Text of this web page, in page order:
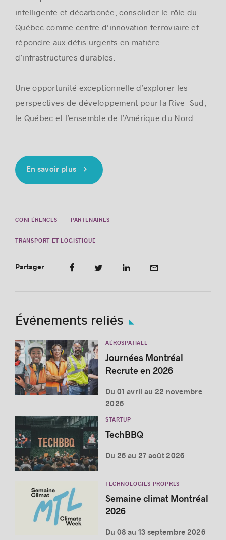
intelligente et décarbonée, consolider le rôle du
Québec comme centre d’innovation ferroviaire et
répondre aux défis urgents en matière
d’infrastructures durables.
Une opportunité exceptionnelle d’explorer les
perspectives de développement pour la Rive-Sud,
le Québec et l’ensemble de l’Amérique du Nord.
En savoir plus
CONFÉRENCES PARTENAIRES
TRANSPORT ET LOGISTIQUE
Partager
Événements reliés
AÉROSPATIALE
Journées Montréal
Recrute en 2026
Du 01 avril au 22 novembre
2026
STARTUP
TechBBQ
Du 26 au 27 août 2026
TECHNOLOGIES PROPRES
Semaine climat Montréal
2026
Du 08 au 13 septembre 2026